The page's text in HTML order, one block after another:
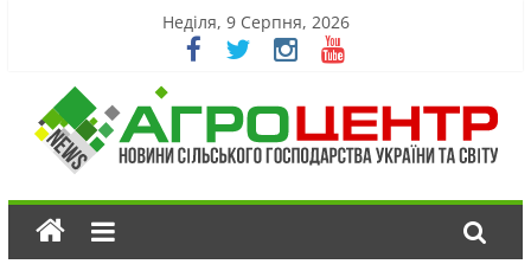
Неділя, 9 Серпня, 2026